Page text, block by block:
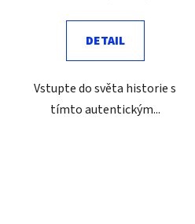
DETAIL
Vstupte do světa historie s
tímto autentickým...